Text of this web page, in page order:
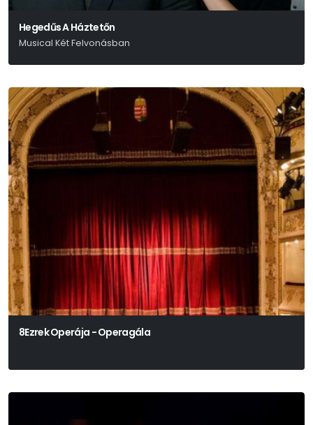
Hegedűs A Háztetőn
Musical Két Felvonásban
8Ezrek Operája - Operagála